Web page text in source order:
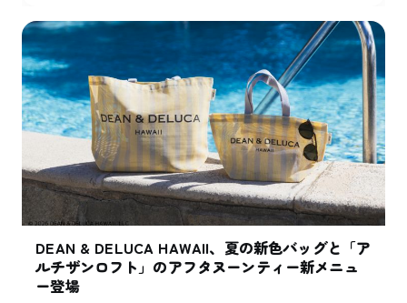
DEAN & DELUCA HAWAII、夏の新色バッグと「ア
ルチザンロフト」のアフタヌーンティー新メニュ
ー登場